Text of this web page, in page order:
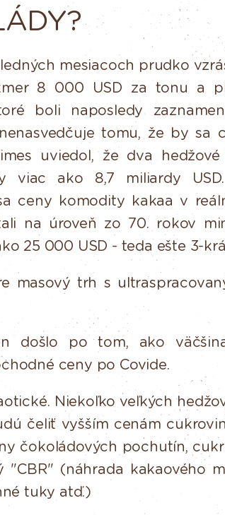
mesiacoch prudko
8 000 USD za tonu a
boli naposledy
nenasvedčuje tomu, že by sa
uviedol, že dva hedžové
viac ako 8,7 miliardy USD.
ceny komodity kakaa v
na úroveň zo 70. rokov
25 000 USD - teda ešte 3-
masový trh s
došlo po tom, ako
ceny po Covide.
Niekoľko veľkých
čeliť vyšším cenám
čokoládových pochutín,
(náhrada kakaového
tuky atď.)